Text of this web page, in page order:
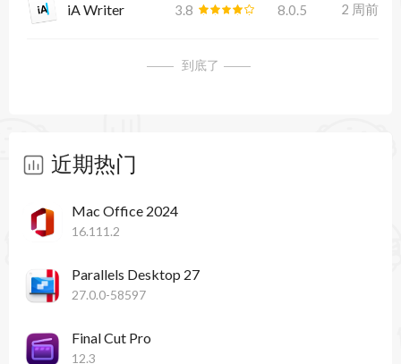
iA Writer 3.8 8.0.5 2 周前
到底了
近期热门
Mac Office 2024
16.111.2
Parallels Desktop 27
27.0.0-58597
Final Cut Pro
12.3